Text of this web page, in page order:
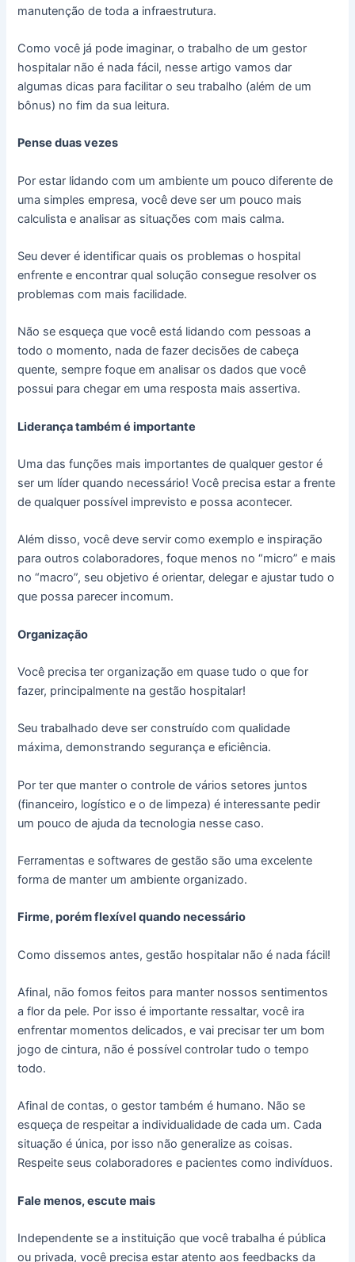
manutenção de toda a infraestrutura.
Como você já pode imaginar, o trabalho de um gestor
hospitalar não é nada fácil, nesse artigo vamos dar
algumas dicas para facilitar o seu trabalho (além de um
bônus) no fim da sua leitura.
Pense duas vezes
Por estar lidando com um ambiente um pouco diferente de
uma simples empresa, você deve ser um pouco mais
calculista e analisar as situações com mais calma.
Seu dever é identificar quais os problemas o hospital
enfrente e encontrar qual solução consegue resolver os
problemas com mais facilidade.
Não se esqueça que você está lidando com pessoas a
todo o momento, nada de fazer decisões de cabeça
quente, sempre foque em analisar os dados que você
possui para chegar em uma resposta mais assertiva.
Liderança também é importante
Uma das funções mais importantes de qualquer gestor é
ser um líder quando necessário! Você precisa estar a frente
de qualquer possível imprevisto e possa acontecer.
Além disso, você deve servir como exemplo e inspiração
para outros colaboradores, foque menos no “micro” e mais
no “macro”, seu objetivo é orientar, delegar e ajustar tudo o
que possa parecer incomum.
Organização
Você precisa ter organização em quase tudo o que for
fazer, principalmente na gestão hospitalar!
Seu trabalhado deve ser construído com qualidade
máxima, demonstrando segurança e eficiência.
Por ter que manter o controle de vários setores juntos
(financeiro, logístico e o de limpeza) é interessante pedir
um pouco de ajuda da tecnologia nesse caso.
Ferramentas e softwares de gestão são uma excelente
forma de manter um ambiente organizado.
Firme, porém flexível quando necessário
Como dissemos antes, gestão hospitalar não é nada fácil!
Afinal, não fomos feitos para manter nossos sentimentos
a flor da pele. Por isso é importante ressaltar, você ira
enfrentar momentos delicados, e vai precisar ter um bom
jogo de cintura, não é possível controlar tudo o tempo
todo.
Afinal de contas, o gestor também é humano. Não se
esqueça de respeitar a individualidade de cada um. Cada
situação é única, por isso não generalize as coisas.
Respeite seus colaboradores e pacientes como indivíduos.
Fale menos, escute mais
Independente se a instituição que você trabalha é pública
ou privada, você precisa estar atento aos feedbacks da